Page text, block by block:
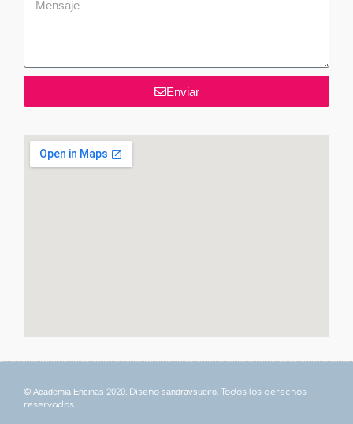
Enviar
© Academia Encinas 2020. Diseño sandravsueiro. Todos los derechos
reservados.